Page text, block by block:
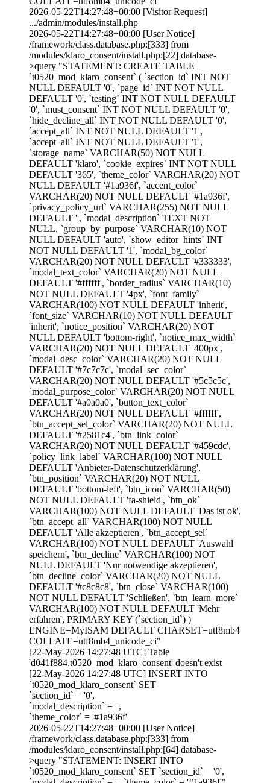
2026-05-22T14:27:48+00:00 [Visitor Request]
.../admin/modules/install.php
2026-05-22T14:27:48+00:00 [User Notice]
/framework/class.database.php:[333] from
/modules/klaro_consent/install.php:[22] database-
>query "STATEMENT: CREATE TABLE
`t0520_mod_klaro_consent` ( `section_id` INT NOT
NULL DEFAULT '0', `page_id` INT NOT NULL
DEFAULT '0', `testing` INT NOT NULL DEFAULT
'0', `must_consent` INT NOT NULL DEFAULT '0',
`hide_decline_all` INT NOT NULL DEFAULT '0',
`accept_all` INT NOT NULL DEFAULT '1',
`accept_all` INT NOT NULL DEFAULT '1',
`storage_name` VARCHAR(50) NOT NULL
DEFAULT 'klaro', `cookie_expires` INT NOT NULL
DEFAULT '365', `theme_color` VARCHAR(20) NOT
NULL DEFAULT '#1a936f', `accent_color`
VARCHAR(20) NOT NULL DEFAULT '#1a936f',
`privacy_policy_url` VARCHAR(255) NOT NULL
DEFAULT '', `modal_description` TEXT NOT
NULL, `group_by_purpose` VARCHAR(10) NOT
NULL DEFAULT 'auto', `show_editor_hints` INT
NOT NULL DEFAULT '1', `modal_bg_color`
VARCHAR(20) NOT NULL DEFAULT '#333333',
`modal_text_color` VARCHAR(20) NOT NULL
DEFAULT '#ffffff', `border_radius` VARCHAR(10)
NOT NULL DEFAULT '4px', `font_family`
VARCHAR(100) NOT NULL DEFAULT 'inherit',
`font_size` VARCHAR(10) NOT NULL DEFAULT
'inherit', `notice_position` VARCHAR(20) NOT
NULL DEFAULT 'bottom-right', `notice_max_width`
VARCHAR(20) NOT NULL DEFAULT '400px',
`modal_desc_color` VARCHAR(20) NOT NULL
DEFAULT '#7c7c7c', `modal_sec_color`
VARCHAR(20) NOT NULL DEFAULT '#5c5c5c',
`modal_purpose_color` VARCHAR(20) NOT NULL
DEFAULT '#a0a0a0', `button_text_color`
VARCHAR(20) NOT NULL DEFAULT '#ffffff',
`btn_accept_sel_color` VARCHAR(20) NOT NULL
DEFAULT '#2581c4', `btn_link_color`
VARCHAR(20) NOT NULL DEFAULT '#459cdc',
`policy_link_label` VARCHAR(100) NOT NULL
DEFAULT 'Anbieter-Datenschutzerklärung',
`btn_position` VARCHAR(20) NOT NULL
DEFAULT 'bottom-left', `btn_icon` VARCHAR(50)
NOT NULL DEFAULT 'fa-shield', `btn_ok`
VARCHAR(100) NOT NULL DEFAULT 'Das ist ok',
`btn_accept_all` VARCHAR(100) NOT NULL
DEFAULT 'Alle akzeptieren', `btn_accept_sel`
VARCHAR(100) NOT NULL DEFAULT 'Auswahl
speichern', `btn_decline` VARCHAR(100) NOT
NULL DEFAULT 'Nur notwendige akzeptieren',
`btn_decline_color` VARCHAR(20) NOT NULL
DEFAULT '#c8c8c8', `btn_close` VARCHAR(100)
NOT NULL DEFAULT 'Schließen', `btn_learn_more`
VARCHAR(100) NOT NULL DEFAULT 'Mehr
erfahren', PRIMARY KEY (`section_id`) )
ENGINE=MyISAM DEFAULT CHARSET=utf8mb4
COLLATE=utf8mb4_unicode_ci"
[22-May-2026 14:27:48 UTC] Table
'd041f884.t0520_mod_klaro_consent' doesn't exist
[22-May-2026 14:27:48 UTC] INSERT INTO
`t0520_mod_klaro_consent` SET
`section_id` = '0',
`modal_description` = '',
`theme_color` = '#1a936f'
2026-05-22T14:27:48+00:00 [User Notice]
/framework/class.database.php:[333] from
/modules/klaro_consent/install.php:[64] database-
>query "STATEMENT: INSERT INTO
`t0520_mod_klaro_consent` SET `section_id` = '0',